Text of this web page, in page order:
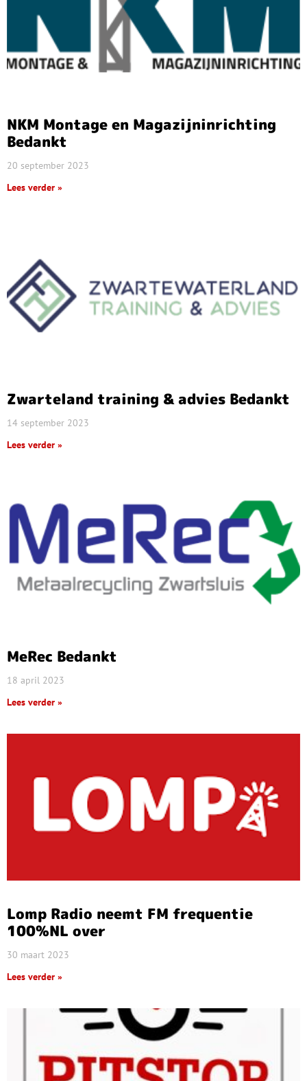
NKM Montage en Magazijninrichting
Bedankt
20 september 2023
Lees verder »
Zwarteland training & advies Bedankt
14 september 2023
Lees verder »
MeRec Bedankt
18 april 2023
Lees verder »
Lomp Radio neemt FM frequentie
100%NL over
30 maart 2023
Lees verder »